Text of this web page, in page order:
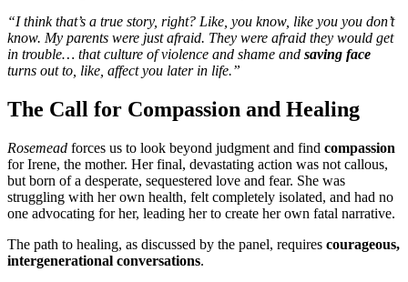
“I think that’s a true story, right? Like, you know, like you you don’t
know. My parents were just afraid. They were afraid they would get
in trouble… that culture of violence and shame and saving face
turns out to, like, affect you later in life.”
The Call for Compassion and Healing
Rosemead forces us to look beyond judgment and find compassion
for Irene, the mother. Her final, devastating action was not callous,
but born of a desperate, sequestered love and fear. She was
struggling with her own health, felt completely isolated, and had no
one advocating for her, leading her to create her own fatal narrative.
The path to healing, as discussed by the panel, requires courageous,
intergenerational conversations.